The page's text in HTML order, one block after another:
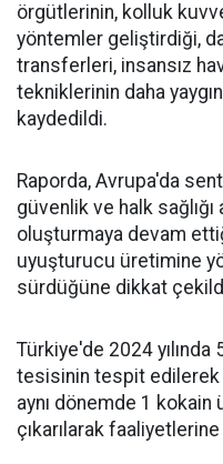
örgütlerinin, kolluk
yöntemler geliştirdiği,
transferleri, insansız
tekniklerinin daha
kaydedildi.
Raporda, Avrupa'da
güvenlik ve halk
oluşturmaya devam
uyuşturucu üretimine
sürdüğüne dikkat
Türkiye'de 2024
tesisinin tespit edilerek
aynı dönemde 1
çıkarılarak